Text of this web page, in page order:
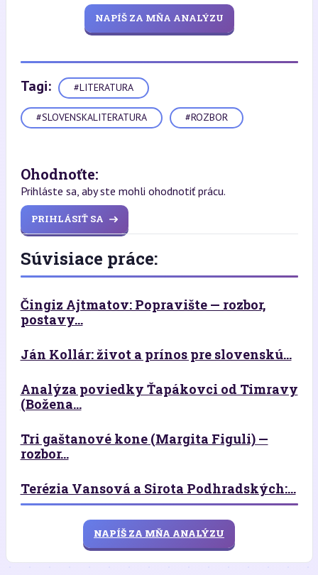
NAPÍŠ ZA MŇA ANALÝZU
Tagi: #LITERATURA
#SLOVENSKALITERATURA #ROZBOR
Ohodnoťte:
Prihláste sa, aby ste mohli ohodnotiť prácu.
PRIHLÁSIŤ SA
Súvisiace práce:
Čingiz Ajtmatov: Popravište — rozbor,
postavy...
Ján Kollár: život a prínos pre slovenskú...
Analýza poviedky Ťapákovci od Timravy
(Božena...
Tri gaštanové kone (Margita Figuli) —
rozbor...
Terézia Vansová a Sirota Podhradských:...
NAPÍŠ ZA MŇA ANALÝZU